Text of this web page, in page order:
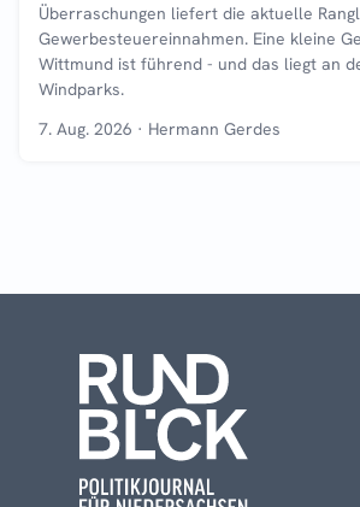
Überraschungen liefert die aktuelle
Gewerbesteuereinnahmen. Eine kleine
Wittmund ist führend - und das liegt an
Windparks.
7. Aug. 2026 · Hermann Gerdes